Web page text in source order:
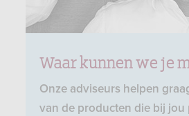
Waar kunnen we je
Onze adviseurs helpen
van de producten die bij jou